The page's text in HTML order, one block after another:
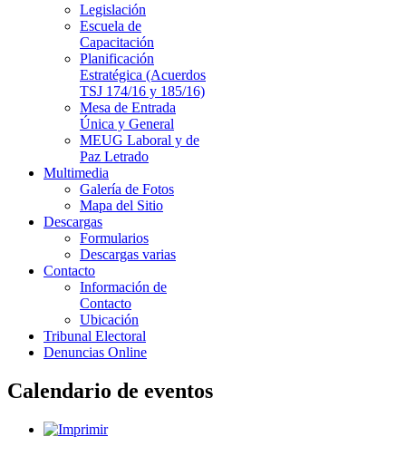
Legislación
Escuela de
Capacitación
Planificación
Estratégica (Acuerdos
TSJ 174/16 y 185/16)
Mesa de Entrada
Única y General
MEUG Laboral y de
Paz Letrado
Multimedia
Galería de Fotos
Mapa del Sitio
Descargas
Formularios
Descargas varias
Contacto
Información de
Contacto
Ubicación
Tribunal Electoral
Denuncias Online
Calendario de eventos